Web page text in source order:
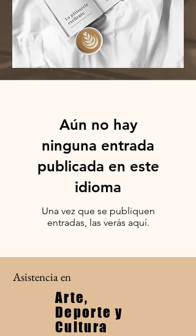
Aún no hay
ninguna entrada
publicada en este
idioma
Una vez que se publiquen
entradas, las verás aquí.
Asistencia en
Arte,
Deporte y
Cultura